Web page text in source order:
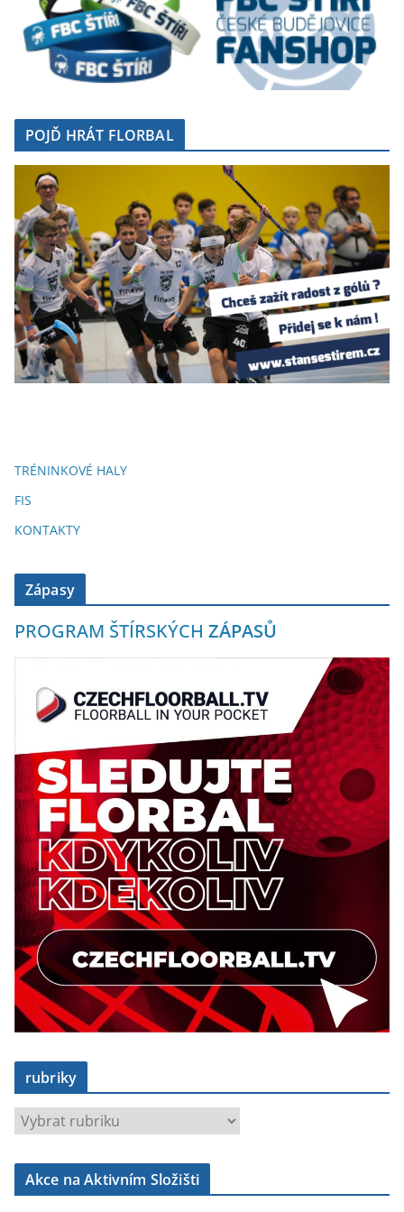
POJĎ HRÁT FLORBAL
TRÉNINKOVÉ HALY
FIS
KONTAKTY
Zápasy
PROGRAM ŠTÍRSKÝCH ZÁPASŮ
rubriky
u
b
Akce na Aktivním Složišti